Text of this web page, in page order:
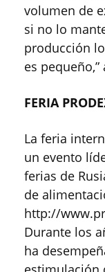
volumen de
si no lo
producción
es
FERIA
La feria
un evento
ferias de
de
http://
Durante los
ha